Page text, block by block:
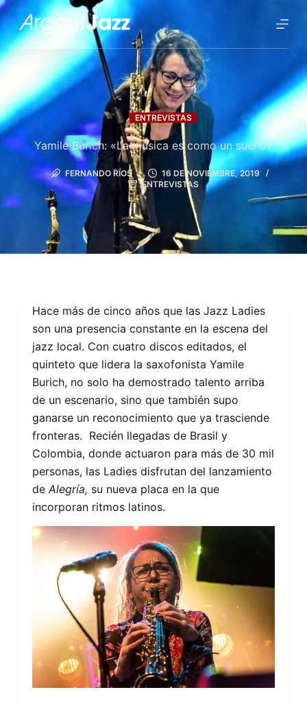
ENTREVISTAS
Yamile Burich: «La música es como un sueño»
FERNANDO RÍOS
16 DE NOVIEMBRE, 2019
ENTREVISTAS
Hace más de cinco años que las Jazz Ladies
son una presencia constante en la escena del
jazz local. Con cuatro discos editados, el
quinteto que lidera la saxofonista Yamile
Burich, no solo ha demostrado talento arriba
de un escenario, sino que también supo
ganarse un reconocimiento que ya trasciende
fronteras. Recién llegadas de Brasil y
Colombia, donde actuaron para más de 30 mil
personas, las Ladies disfrutan del lanzamiento
de Alegría, su nueva placa en la que
incorporan ritmos latinos.